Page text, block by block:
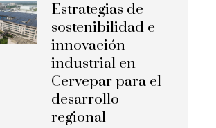
Estrategias de
sostenibilidad e
innovación
industrial en
Cervepar para el
desarrollo
regional